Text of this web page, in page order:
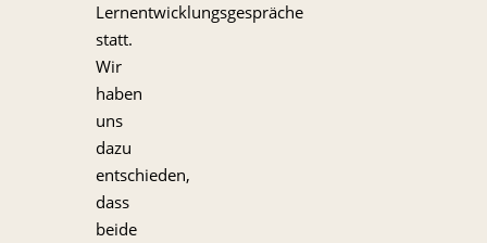
Lernentwicklungsgespräche
statt.
Wir
haben
uns
dazu
entschieden,
dass
beide